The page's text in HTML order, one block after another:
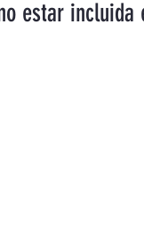
estar incluida